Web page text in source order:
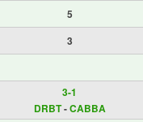
5
3
3-1
DRBT-CABBA